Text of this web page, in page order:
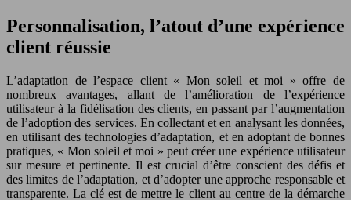
Personnalisation, l’atout d’une expérience
client réussie
L’adaptation de l’espace client « Mon soleil et moi » offre de
nombreux avantages, allant de l’amélioration de l’expérience
utilisateur à la fidélisation des clients, en passant par l’augmentation
de l’adoption des services. En collectant et en analysant les données,
en utilisant des technologies d’adaptation, et en adoptant de bonnes
pratiques, « Mon soleil et moi » peut créer une expérience utilisateur
sur mesure et pertinente. Il est crucial d’être conscient des défis et
des limites de l’adaptation, et d’adopter une approche responsable et
transparente. La clé est de mettre le client au centre de la démarche